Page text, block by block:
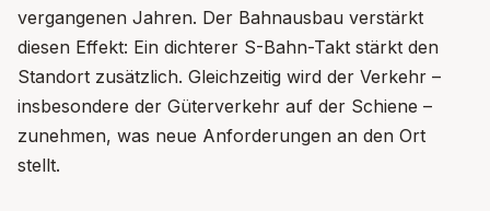
vergangenen Jahren. Der Bahnausbau verstärkt
diesen Effekt: Ein dichterer S-Bahn-Takt stärkt den
Standort zusätzlich. Gleichzeitig wird der Verkehr –
insbesondere der Güterverkehr auf der Schiene –
zunehmen, was neue Anforderungen an den Ort
stellt.